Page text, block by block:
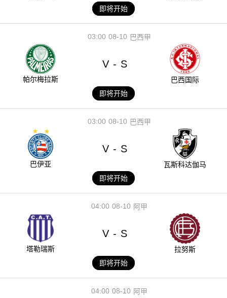
即将开始
08-10
03:00 巴西甲
帕尔梅拉斯
V - S
巴西国际
即将开始
08-10
03:00 巴西甲
巴伊亚
V - S
瓦斯科达伽马
即将开始
08-10
04:00 阿甲
塔勒瑞斯
V - S
拉努斯
即将开始
08-10
04:00 阿甲